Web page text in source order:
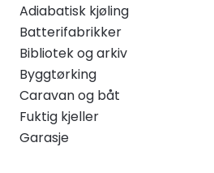
Adiabatisk kjøling
Batterifabrikker
Bibliotek og arkiv
Byggtørking
Caravan og båt
Fuktig kjeller
Garasje